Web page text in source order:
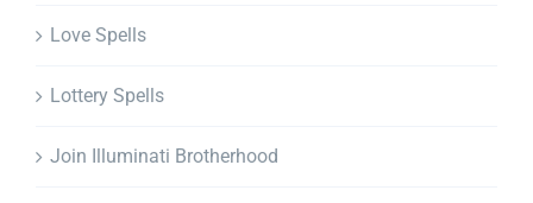
Love Spells
Lottery Spells
Join Illuminati Brotherhood